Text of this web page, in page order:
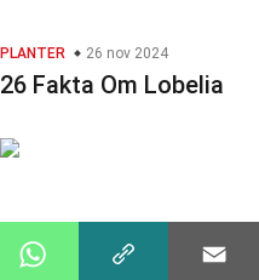
PLANTER 26 nov 2024
26 Fakta Om Lobelia